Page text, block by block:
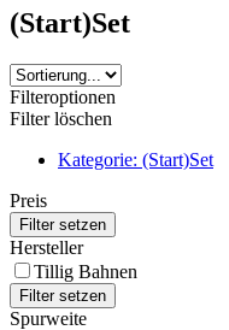
(Start)Set
Filteroptionen
Filter löschen
Kategorie: (Start)Set
Preis
Hersteller
Tillig Bahnen
Spurweite